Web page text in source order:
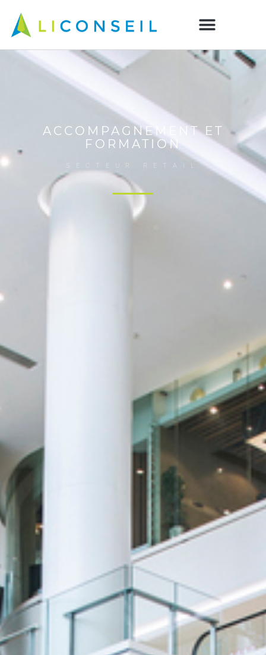
ACCOMPAGNEMENT ET
FORMATION
SECTEUR RETAIL